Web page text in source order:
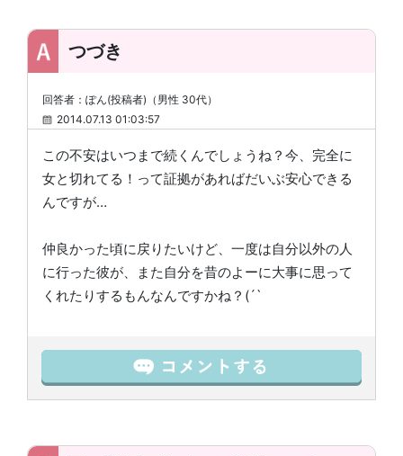
つづき
回答者：ぽん(投稿者)（男性 30代）
2014.07.13 01:03:57
この不安はいつまで続くんでしょうね？今、完全に
女と切れてる！って証拠があればだいぶ安心できる
んですが…
仲良かった頃に戻りたいけど、一度は自分以外の人
に行った彼が、また自分を昔のよーに大事に思って
くれたりするもんなんですかね？(´`